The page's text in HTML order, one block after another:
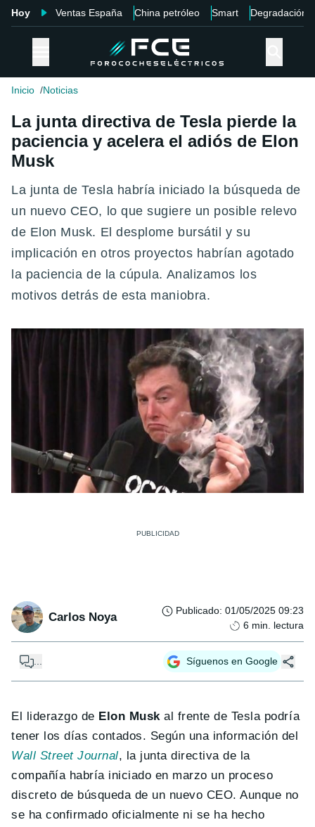
Hoy Ventas España China petróleo Smart Degradación
Inicio Noticias
La junta directiva de Tesla pierde la
paciencia y acelera el adiós de Elon
Musk
La junta de Tesla habría iniciado la búsqueda de
un nuevo CEO, lo que sugiere un posible relevo
de Elon Musk. El desplome bursátil y su
implicación en otros proyectos habrían agotado
la paciencia de la cúpula. Analizamos los
motivos detrás de esta maniobra.
Carlos Noya Publicado: 01/05/2025 09:23
6 min. lectura
... Síguenos en Google
El liderazgo de Elon Muskal frente de Tesla podría
tener los días contados. Según una información del
Wall Street Journal, la junta directiva de la
compañía habría iniciado en marzo un proceso
discreto de búsqueda de un nuevo CEO. Aunque no
se ha confirmado oficialmente ni se ha hecho